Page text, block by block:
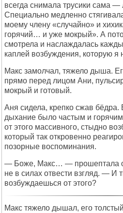
всегда снимала трусики сама —
Специально медленно
моему члену «случайно» и
горячий… и уже мокрый». А
смотрела и наслаждалась
каплей возбуждения, которую я
Макс замолчал, тяжело дыша.
прямо перед лицом Ани,
мокрый и готовый.
Аня сидела, крепко сжав
дыхание было частым и
от этого массивного, стыдно
который так откровенно
позорные воспоминания.
— Боже, Макс… — прошептала
не в силах отвести взгляд. — И
возбуждаешься от этого?
Макс тяжело дышал, его